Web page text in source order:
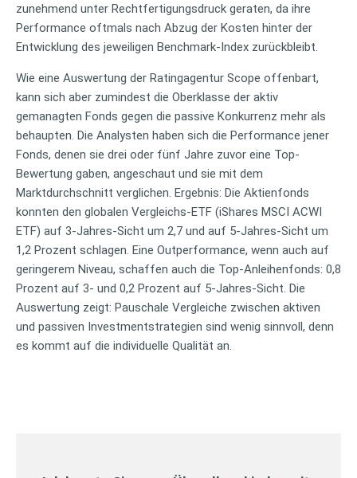
zunehmend unter Rechtfertigungsdruck geraten, da ihre
Performance oftmals nach Abzug der Kosten hinter der
Entwicklung des jeweiligen Benchmark-Index zurückbleibt.
Wie eine Auswertung der Ratingagentur Scope offenbart,
kann sich aber zumindest die Oberklasse der aktiv
gemanagten Fonds gegen die passive Konkurrenz mehr als
behaupten. Die Analysten haben sich die Performance jener
Fonds, denen sie drei oder fünf Jahre zuvor eine Top-
Bewertung gaben, angeschaut und sie mit dem
Marktdurchschnitt verglichen. Ergebnis: Die Aktienfonds
konnten den globalen Vergleichs-ETF (iShares MSCI ACWI
ETF) auf 3-Jahres-Sicht um 2,7 und auf 5-Jahres-Sicht um
1,2 Prozent schlagen. Eine Outperformance, wenn auch auf
geringerem Niveau, schaffen auch die Top-Anleihenfonds: 0,8
Prozent auf 3- und 0,2 Prozent auf 5-Jahres-Sicht. Die
Auswertung zeigt: Pauschale Vergleiche zwischen aktiven
und passiven Investmentstrategien sind wenig sinnvoll, denn
es kommt auf die individuelle Qualität an.